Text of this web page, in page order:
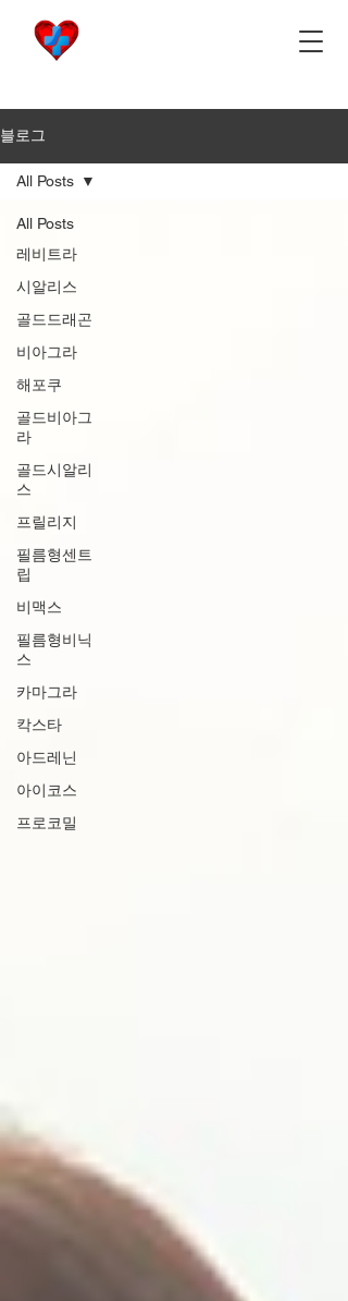
블로그
All Posts
레비트라
시알리스
골드드래곤
비아그라
해포쿠
골드비아그
라
골드시알리
스
프릴리지
필름형센트
립
비맥스
필름형비닉
스
카마그라
칵스타
아드레닌
아이코스
프로코밀
All Posts